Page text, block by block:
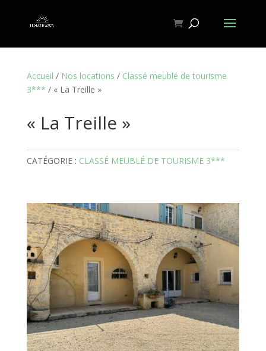
Accueil / Nos locations / Classé meublé de tourisme
3*** / « La Treille »
« La Treille »
CATÉGORIE : CLASSÉ MEUBLÉ DE TOURISME 3***